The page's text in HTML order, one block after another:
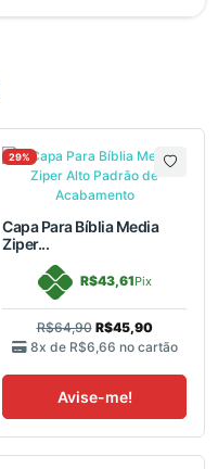
29%
Capa Para Bíblia Media
Ziper...
R$43,61Pix
R$64,90 R$45,90
8x de R$6,66 no cartão
Avise-me!